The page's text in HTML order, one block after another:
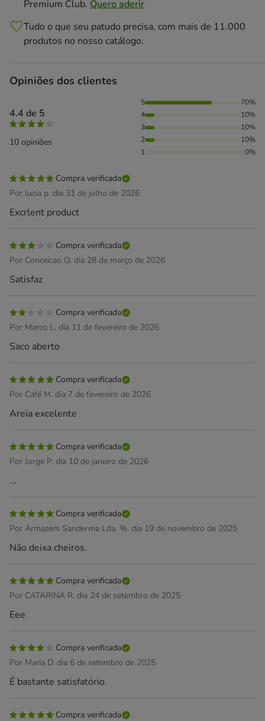
Premium Club. Quero aderir
Tudo o que seu patudo precisa, com mais de 11.000
produtos no nosso catálogo.
Opiniões dos clientes
4.4 de 5
10 opiniões
70% das pessoas avaliaram com 5 estrelas, 10% das
5
70%
4
10%
3
10%
2
10%
1
0%
Compra verificada
Por lucia p. dia 31 de julho de 2026
Excrlent product
Compra verificada
Por Conceicao O. dia 28 de março de 2026
Satisfaz
Compra verificada
Por Marco L. dia 11 de fevereiro de 2026
Saco aberto
Compra verificada
Por Café M. dia 7 de fevereiro de 2026
Areia excelente
Compra verificada
Por Jorge P. dia 10 de janeiro de 2026
...
Compra verificada
Por Armazém Sanderma Lda. %. dia 19 de novembro de 2025
Não deixa cheiros.
Compra verificada
Por CATARINA R. dia 24 de setembro de 2025
Eee
Compra verificada
Por Maria D. dia 6 de setembro de 2025
É bastante satisfatório.
Compra verificada